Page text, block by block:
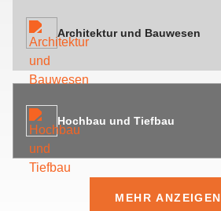
Architektur und Bauwesen
Hochbau und Tiefbau
MEHR ANZEIGEN